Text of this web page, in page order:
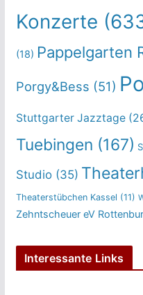
Konzerte
(18) Pappelgarten
Porgy&Bess (51)
Stuttgarter Jazztage
Tuebingen (167)
Studio(35)
Theaterstübchen Kassel (11)
Zehntscheuer eV
Interessante Links